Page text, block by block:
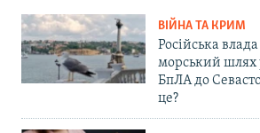
ВІЙНА ТА КРИМ
Російська
морський шлях
БпЛА до
це?